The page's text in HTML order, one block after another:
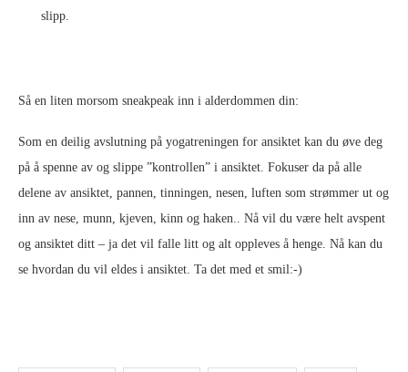
slipp.
Så en liten morsom sneakpeak inn i alderdommen din:
Som en deilig avslutning på yogatreningen for ansiktet kan du øve deg
på å spenne av og slippe ”kontrollen” i ansiktet. Fokuser da på alle
delene av ansiktet, pannen, tinningen, nesen, luften som strømmer ut og
inn av nese, munn, kjeven, kinn og haken.. Nå vil du være helt avspent
og ansiktet ditt – ja det vil falle litt og alt oppleves å henge. Nå kan du
se hvordan du vil eldes i ansiktet. Ta det med et smil:-)